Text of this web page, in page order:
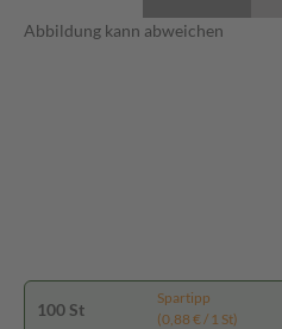
Abbildung kann abweichen
100 St
Spartipp
(0,88 € / 1 St)